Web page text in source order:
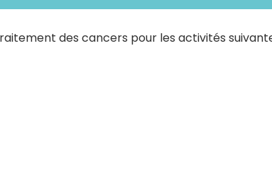
des cancers pour les activités